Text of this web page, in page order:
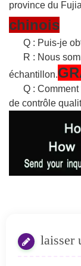
province du
chinois
Q : Puis-je
R : Nous
échantillon.
Q :
de contrôle
laisser